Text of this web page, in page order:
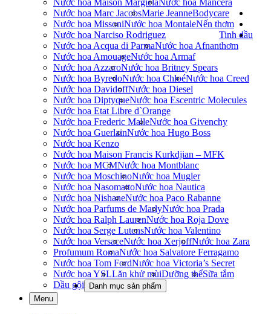
Nước hoa Maison MargielaNước hoa Mancera
Nước hoa Marc JacobsMarie Jeanne
Nước hoa MissoniNước hoa Montale
Nước hoa Narciso Rodriguez
Nước hoa Acqua di ParmaNước hoa Afnan
Nước hoa AmouageNước hoa Armaf
Nước hoa AzzaroNước hoa Britney Spears
Nước hoa ByredoNước hoa ChloéNước hoa Creed
Nước hoa DavidoffNước hoa Diesel
Nước hoa DiptyqueNước hoa Escentric Molecules
Nước hoa Etat Libre d`Orange
Nước hoa Frederic MalleNước hoa Givenchy
Nước hoa GuerlainNước hoa Hugo Boss
Nước hoa Kenzo
Nước hoa Maison Francis Kurkdjian – MFK
Nước hoa MCMNước hoa Montblanc
Nước hoa MoschinoNước hoa Mugler
Nước hoa NasomattoNước hoa Nautica
Nước hoa NishaneNước hoa Paco Rabanne
Nước hoa Parfums de MarlyNước hoa Prada
Nước hoa Ralph LaurenNước hoa Roja Dove
Nước hoa Serge LutensNước hoa Valentino
Nước hoa VersaceNước hoa XerjoffNước hoa Zara
Profumum RomaNước hoa Salvatore Ferragamo
Nước hoa Tom FordNước hoa Victoria’s Secret
Nước hoa YSL
Bodycare
Lăn khử mùiDưỡng thểSữa tắm
Dầu gội
Nến thơm
Tinh dầu
thơm
Danh mục sản phẩm
Menu